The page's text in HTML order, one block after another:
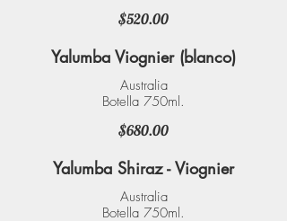
$520.00
Yalumba Viognier (blanco)
Australia
Botella 750ml.
$680.00
Yalumba Shiraz - Viognier
Australia
Botella 750ml.